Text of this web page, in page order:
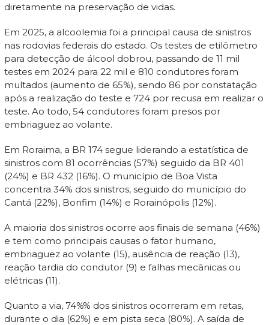
diretamente na preservação de vidas.
Em 2025, a alcoolemia foi a principal causa de sinistros
nas rodovias federais do estado. Os testes de etilômetro
para detecção de álcool dobrou, passando de 11 mil
testes em 2024 para 22 mil e 810 condutores foram
multados (aumento de 65%), sendo 86 por constatação
após a realização do teste e 724 por recusa em realizar o
teste. Ao todo, 54 condutores foram presos por
embriaguez ao volante.
Em Roraima, a BR 174 segue liderando a estatística de
sinistros com 81 ocorrências (57%) seguido da BR 401
(24%) e BR 432 (16%). O município de Boa Vista
concentra 34% dos sinistros, seguido do município do
Cantá (22%), Bonfim (14%) e Rorainópolis (12%).
A maioria dos sinistros ocorre aos finais de semana (46%)
e tem como principais causas o fator humano,
embriaguez ao volante (15), ausência de reação (13),
reação tardia do condutor (9) e falhas mecânicas ou
elétricas (11).
Quanto a via, 74%% dos sinistros ocorreram em retas,
durante o dia (62%) e em pista seca (80%). A saída de